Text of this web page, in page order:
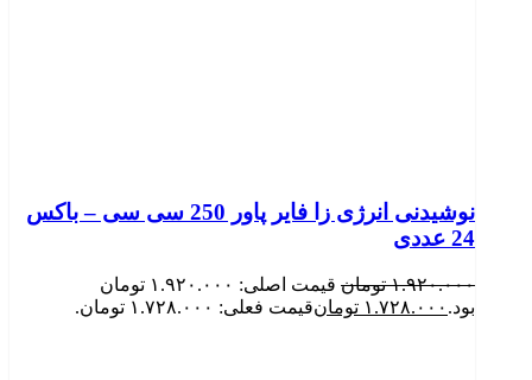
نوشیدنی انرژی زا فایر پاور 250 سی سی – باکس
24 عددی
۱.۹۲۰.۰۰۰ تومان
قیمت اصلی: ۱.۹۲۰.۰۰۰ تومان
بود. ۱.۷۲۸.۰۰۰ تومانقیمت فعلی: ۱.۷۲۸.۰۰۰ تومان.